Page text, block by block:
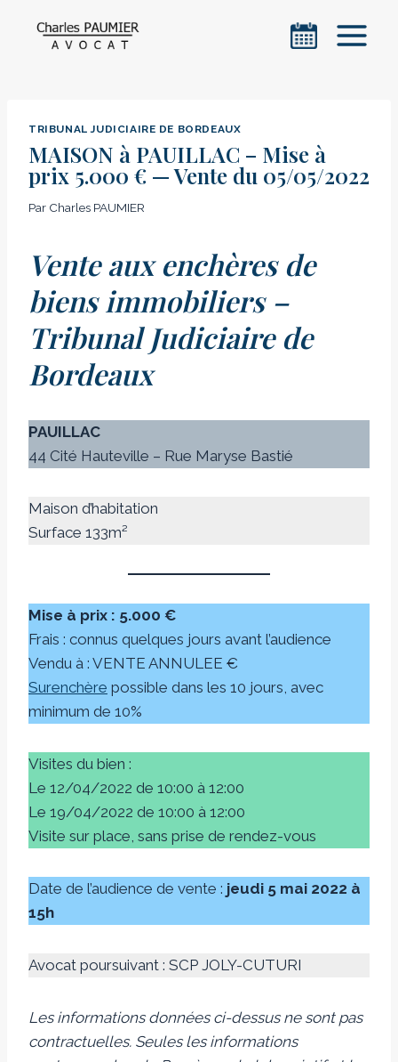
TRIBUNAL JUDICIAIRE DE BORDEAUX
MAISON à PAUILLAC – Mise à
prix 5.000 € — Vente du 05/05/2022
Par Charles PAUMIER
Vente aux enchères de
biens immobiliers –
Tribunal Judiciaire de
Bordeaux
PAUILLAC
44 Cité Hauteville – Rue Maryse Bastié
Maison d’habitation
Surface 133m²
Mise à prix : 5.000 €
Frais : connus quelques jours avant l’audience
Vendu à : VENTE ANNULEE €
Surenchère possible dans les 10 jours, avec
minimum de 10%
Visites du bien :
Le 12/04/2022 de 10:00 à 12:00
Le 19/04/2022 de 10:00 à 12:00
Visite sur place, sans prise de rendez-vous
Date de l’audience de vente : jeudi 5 mai 2022 à
15h
Avocat poursuivant : SCP JOLY-CUTURI
Les informations données ci-dessus ne sont pas
contractuelles. Seules les informations